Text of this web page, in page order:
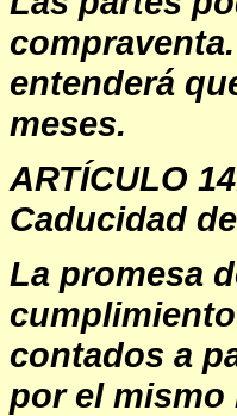
entenderá
meses.
ARTÍCULO
Caducidad
La promesa
contados a
por el mismo